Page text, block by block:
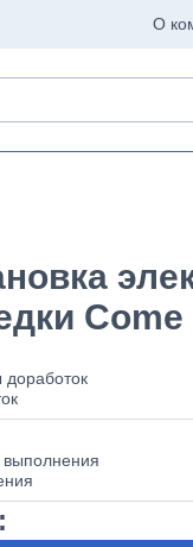
О
Come